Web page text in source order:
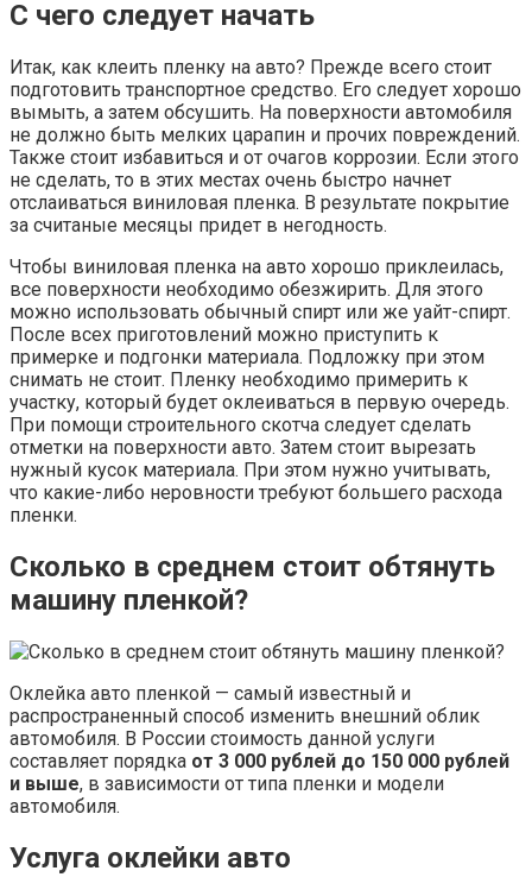
С чего следует начать
Итак, как клеить пленку на авто? Прежде всего стоит
подготовить транспортное средство. Его следует хорошо
вымыть, а затем обсушить. На поверхности автомобиля
не должно быть мелких царапин и прочих повреждений.
Также стоит избавиться и от очагов коррозии. Если этого
не сделать, то в этих местах очень быстро начнет
отслаиваться виниловая пленка. В результате покрытие
за считаные месяцы придет в негодность.
Чтобы виниловая пленка на авто хорошо приклеилась,
все поверхности необходимо обезжирить. Для этого
можно использовать обычный спирт или же уайт-спирт.
После всех приготовлений можно приступить к
примерке и подгонки материала. Подложку при этом
снимать не стоит. Пленку необходимо примерить к
участку, который будет оклеиваться в первую очередь.
При помощи строительного скотча следует сделать
отметки на поверхности авто. Затем стоит вырезать
нужный кусок материала. При этом нужно учитывать,
что какие-либо неровности требуют большего расхода
пленки.
Сколько в среднем стоит обтянуть
машину пленкой?
Оклейка авто пленкой — самый известный и
распространенный способ изменить внешний облик
автомобиля. В России стоимость данной услуги
составляет порядка от 3 000 рублей до 150 000 рублей
и выше, в зависимости от типа пленки и модели
автомобиля.
Услуга оклейки авто